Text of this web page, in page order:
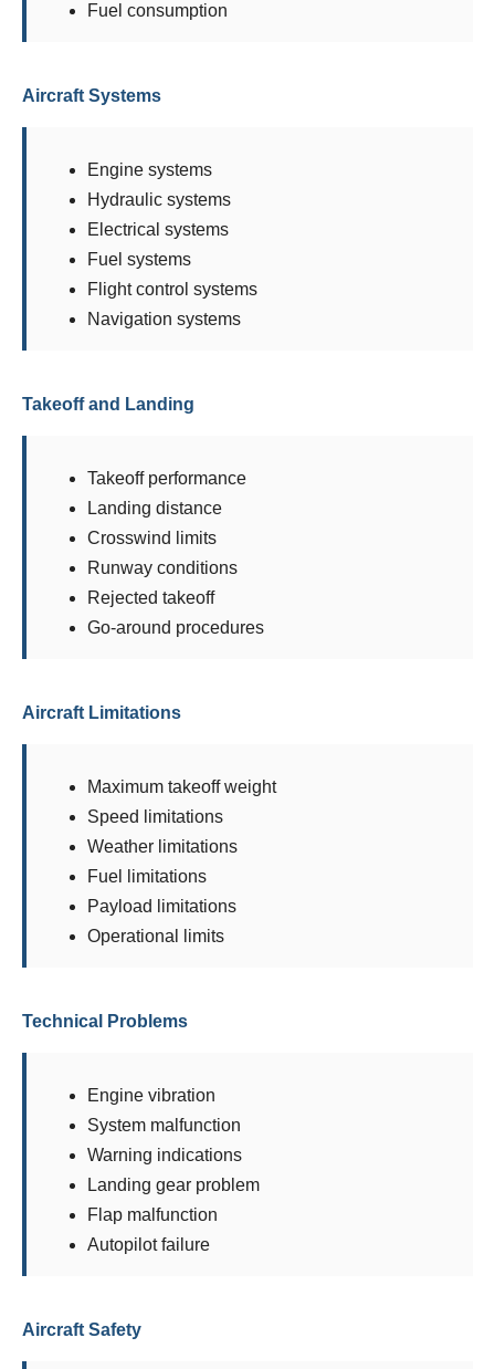
Fuel consumption
Aircraft Systems
Engine systems
Hydraulic systems
Electrical systems
Fuel systems
Flight control systems
Navigation systems
Takeoff and Landing
Takeoff performance
Landing distance
Crosswind limits
Runway conditions
Rejected takeoff
Go-around procedures
Aircraft Limitations
Maximum takeoff weight
Speed limitations
Weather limitations
Fuel limitations
Payload limitations
Operational limits
Technical Problems
Engine vibration
System malfunction
Warning indications
Landing gear problem
Flap malfunction
Autopilot failure
Aircraft Safety